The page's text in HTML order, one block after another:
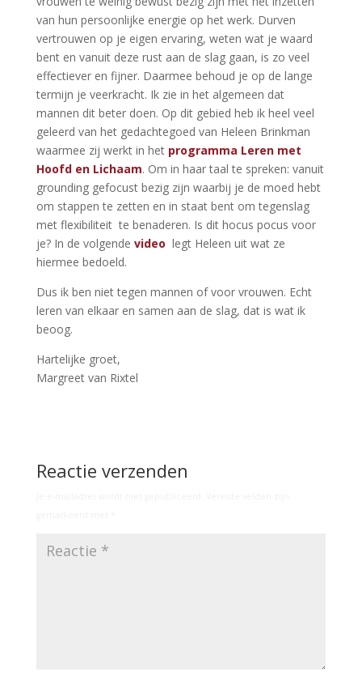
van hun persoonlijke energie op het werk. Durven
vertrouwen op je eigen ervaring, weten wat je waard
bent en vanuit deze rust aan de slag gaan, is zo veel
effectiever en fijner. Daarmee behoud je op de lange
termijn je veerkracht. Ik zie in het algemeen dat
mannen dit beter doen. Op dit gebied heb ik heel veel
geleerd van het gedachtegoed van Heleen Brinkman
waarmee zij werkt in het programma Leren met
Hoofd en Lichaam. Om in haar taal te spreken: vanuit
grounding gefocust bezig zijn waarbij je de moed hebt
om stappen te zetten en in staat bent om tegenslag
met flexibiliteit te benaderen. Is dit hocus pocus voor
je? In de volgende video legt Heleen uit wat ze
hiermee bedoeld.
Dus ik ben niet tegen mannen of voor vrouwen. Echt
leren van elkaar en samen aan de slag, dat is wat ik
beoog.
Hartelijke groet,
Margreet van Rixtel
Reactie verzenden